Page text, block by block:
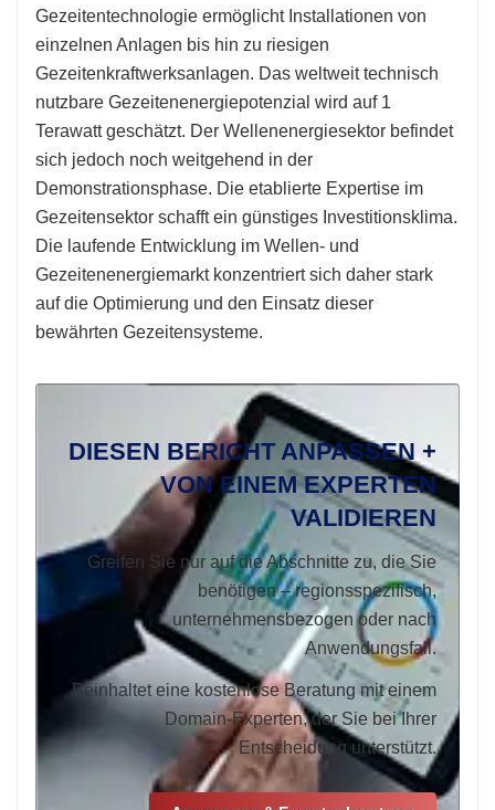
Gezeitentechnologie ermöglicht Installationen von
einzelnen Anlagen bis hin zu riesigen
Gezeitenkraftwerksanlagen. Das weltweit technisch
nutzbare Gezeitenenergiepotenzial wird auf 1
Terawatt geschätzt. Der Wellenenergiesektor befindet
sich jedoch noch weitgehend in der
Demonstrationsphase. Die etablierte Expertise im
Gezeitensektor schafft ein günstiges Investitionsklima.
Die laufende Entwicklung im Wellen- und
Gezeitenenergiemarkt konzentriert sich daher stark
auf die Optimierung und den Einsatz dieser
bewährten Gezeitensysteme.
DIESEN BERICHT ANPASSEN +
VON EINEM EXPERTEN
VALIDIEREN
Greifen Sie nur auf die Abschnitte zu, die Sie
benötigen – regionsspezifisch,
unternehmensbezogen oder nach
Anwendungsfall.
Beinhaltet eine kostenlose Beratung mit einem
Domain-Experten, der Sie bei Ihrer
Entscheidung unterstützt.